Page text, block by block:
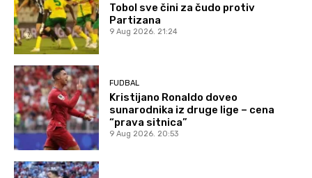
Tobol sve čini za čudo protiv
Partizana
9 Aug 2026. 21:24
FUDBAL
Kristijano Ronaldo doveo
sunarodnika iz druge lige – cena
“prava sitnica”
9 Aug 2026. 20:53